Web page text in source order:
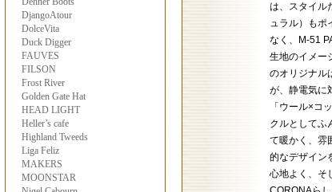
DjangoAtour
DolceVita
Duck Digger
FAUVES
FILSON
Frost River
Golden Gate Hat
HEAD LIGHT
Heller’s cafe
Highland Tweeds
Liga Feliz
MAKERS
MOONSTAR
は、スタイル
ュラル）もポ
なく、M-51
生地のイメー
のオリジナル
が、静電気に
「ウール×コ
クルとしてふ
て暖かく、雰
的なデザイン
心地よく、そ